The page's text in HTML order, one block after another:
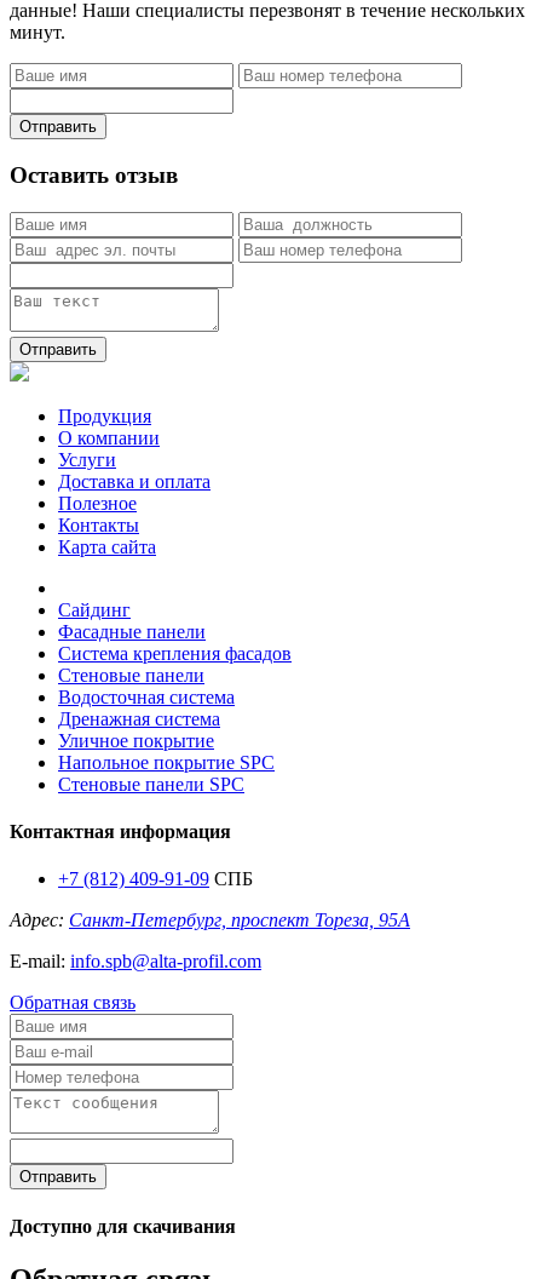
данные! Наши специалисты перезвонят в течение нескольких
минут.
Отправить
Оставить отзыв
Отправить
Продукция
О компании
Услуги
Доставка и оплата
Полезное
Контакты
Карта сайта
Сайдинг
Фасадные панели
Система крепления фасадов
Стеновые панели
Водосточная система
Дренажная система
Уличное покрытие
Напольное покрытие SPC
Стеновые панели SPC
Контактная информация
+7 (812) 409-91-09 СПБ
Адрес: Санкт-Петербург, проспект Тореза, 95А
E-mail: info.spb@alta-profil.com
Обратная связь
Отправить
Доступно для скачивания